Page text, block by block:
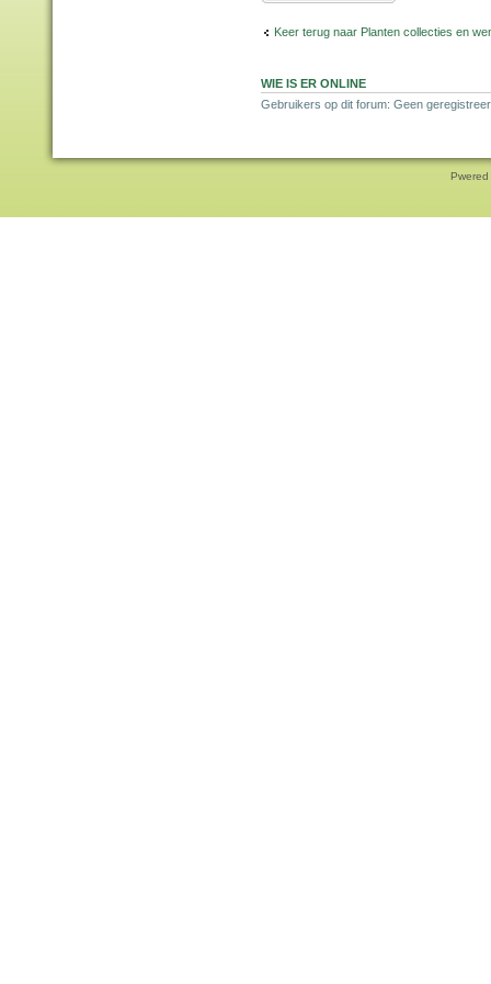
Keer terug naar Planten collecties en
WIE IS ER ONLINE
Gebruikers op dit forum: Geen